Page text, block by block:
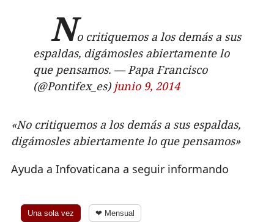
No critiquemos a los demás a sus
espaldas, digámosles abiertamente lo
que pensamos. — Papa Francisco
(@Pontifex_es) junio 9, 2014
«No critiquemos a los demás a sus espaldas,
digámosles abiertamente lo que pensamos»
Ayuda a Infovaticana a seguir informando
Una sola vez ❤ Mensual